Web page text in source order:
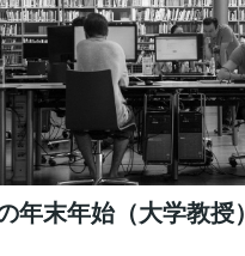
年末年始（大学教授）